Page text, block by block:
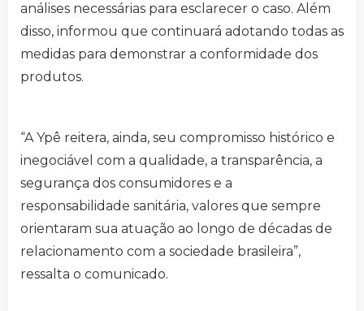
análises necessárias para esclarecer o caso. Além
disso, informou que continuará adotando todas as
medidas para demonstrar a conformidade dos
produtos.
“A Ypê reitera, ainda, seu compromisso histórico e
inegociável com a qualidade, a transparência, a
segurança dos consumidores e a
responsabilidade sanitária, valores que sempre
orientaram sua atuação ao longo de décadas de
relacionamento com a sociedade brasileira”,
ressalta o comunicado.